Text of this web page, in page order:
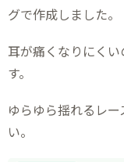
グで作成しました。
耳が痛くなりにく
す。
ゆらゆら揺れるレ
い。